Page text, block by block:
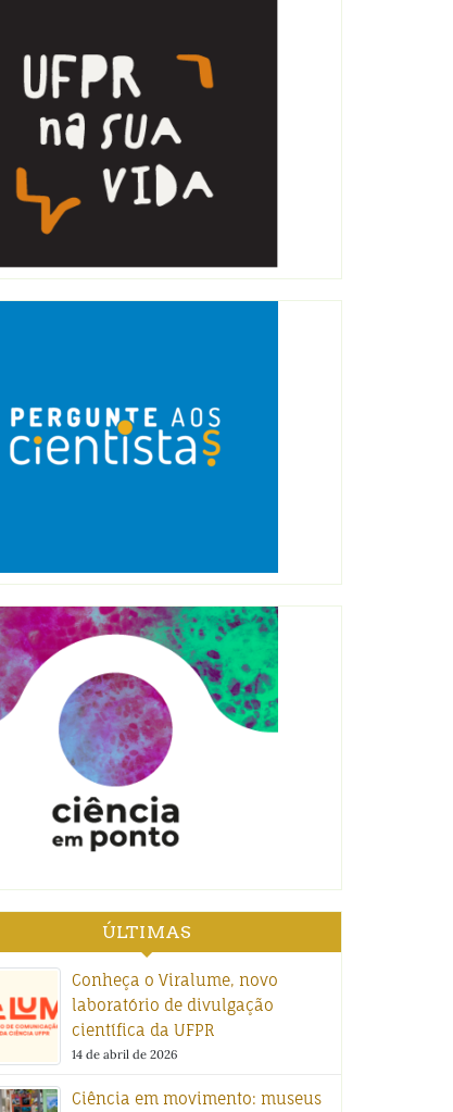
ÚLTIMAS
Conheça o Viralume, novo
laboratório de divulgação
científica da UFPR
14 de abril de 2026
Ciência em movimento: museus